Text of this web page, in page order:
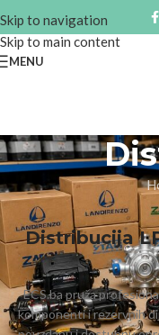
Skip to navigation
Skip to main content
MENU
Distribucija
ECS.ba pruža
komponenti i rezervnih